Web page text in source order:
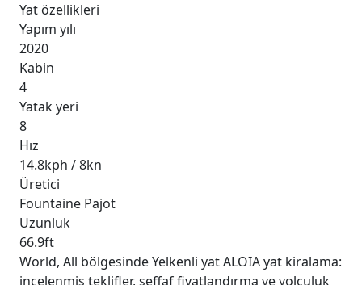
Yat özellikleri
Yapım yılı
2020
Kabin
4
Yatak yeri
8
Hız
14.8kph / 8kn
Üretici
Fountaine Pajot
Uzunluk
66.9ft
World, All bölgesinde Yelkenli yat ALOIA yat kiralama:
incelenmiş teklifler, şeffaf fiyatlandırma ve yolculuk